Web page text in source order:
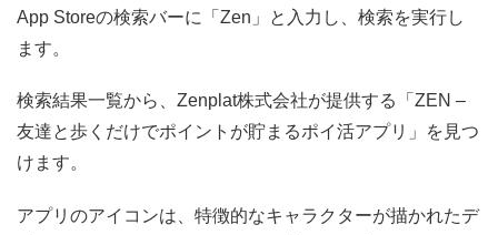
App Storeの検索バーに「Zen」と入力し、検索を実行し
ます。
検索結果一覧から、Zenplat株式会社が提供する「ZEN –
友達と歩くだけでポイントが貯まるポイ活アプリ」を見つ
けます。
アプリのアイコンは、特徴的なキャラクターが描かれたデ